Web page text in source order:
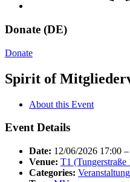
Donate (DE)
Donate
Spirit of
About this Event
Event Details
Date: 12/06/2026 17:00 –
Venue: T1 (Tungerstraße
Categories: Veranstaltung